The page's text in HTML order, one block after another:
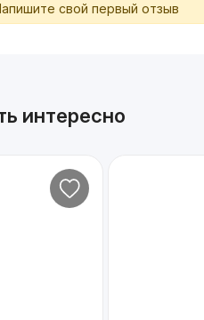
свой первый отзыв
интересно